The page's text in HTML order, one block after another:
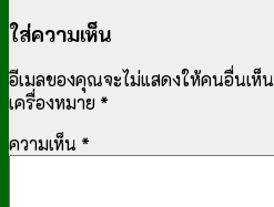
ใส่ความเห็น
อีเมลของคุณจะไม่แสดงให้คนอื่นเห็น
เครื่องหมาย *
ความเห็น *